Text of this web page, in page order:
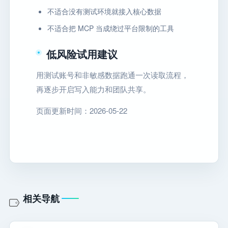
不适合没有测试环境就接入核心数据
不适合把 MCP 当成绕过平台限制的工具
低风险试用建议
用测试账号和非敏感数据跑通一次读取流程，
再逐步开启写入能力和团队共享。
页面更新时间：2026-05-22
相关导航